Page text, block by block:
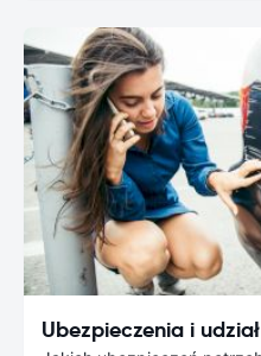
Ubezpieczenia i